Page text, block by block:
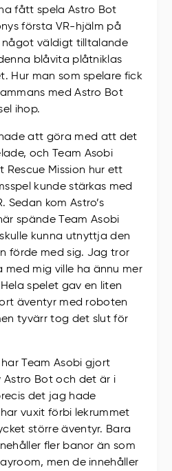
fått spela Astro Bot
första VR-hjälm på
något väldigt tilltalande
blåvita plåtniklas
Hur man som spelare fick
med Astro Bot
ihop.
att göra med att det
och Team Asobi
Rescue Mission hur ett
kunde stärkas med
Sedan kom Astro’s
spände Team Asobi
kunna utnyttja den
förde med sig. Jag tror
mig ville ha ännu mer
spelet gav en liten
äventyr med roboten
tyvärr tog det slut för
Team Asobi gjort
Astro Bot och det är i
det jag hade
vuxit förbi lekrummet
större äventyr. Bara
fler banor än som
men de innehåller